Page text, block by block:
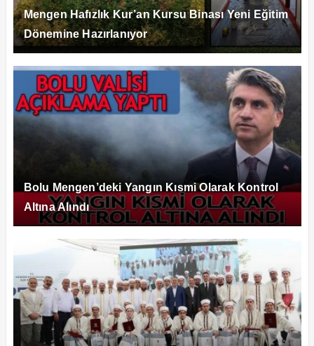
Mengen Hafızlık Kur’an Kursu Binası Yeni Eğitim
Dönemine Hazırlanıyor
Bolu Mengen’deki Yangın Kısmi Olarak Kontrol
Altına Alındı